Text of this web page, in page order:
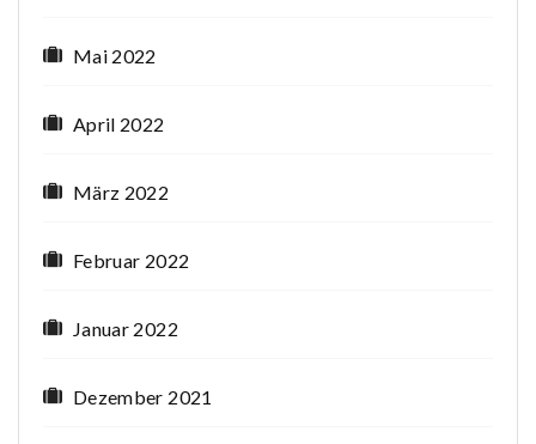
Mai 2022
April 2022
März 2022
Februar 2022
Januar 2022
Dezember 2021